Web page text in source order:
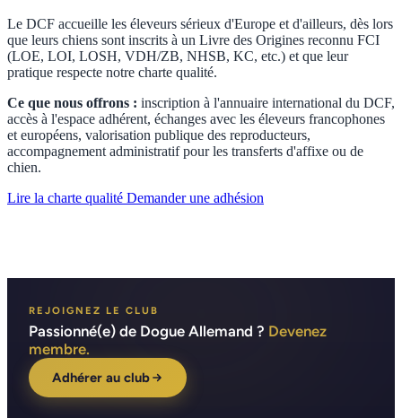
Le DCF accueille les éleveurs sérieux d'Europe et d'ailleurs, dès lors
que leurs chiens sont inscrits à un Livre des Origines reconnu FCI
(LOE, LOI, LOSH, VDH/ZB, NHSB, KC, etc.) et que leur
pratique respecte notre charte qualité.
Ce que nous offrons : inscription à l'annuaire international du DCF,
accès à l'espace adhérent, échanges avec les éleveurs francophones
et européens, valorisation publique des reproducteurs,
accompagnement administratif pour les transferts d'affixe ou de
chien.
Lire la charte qualité Demander une adhésion
REJOIGNEZ LE CLUB
Passionné(e) de Dogue Allemand ? Devenez
membre.
Adhérer au club